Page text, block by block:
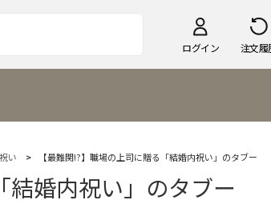
ログイン 注文履
い 【最難関!?】職場の上司に贈る「結婚内祝い」のタブー
結婚内祝い」のタブー